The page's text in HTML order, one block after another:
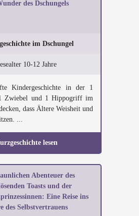
des Dschungels
im Dschungel
10-12 Jahre
Kindergeschichte in der 1
1 Zwiebel und 1 Hippogriff im
dass Ältere Weisheit und
...
lesen
Abenteuer des
Toasts und der
Eine Reise ins
des Selbstvertrauens